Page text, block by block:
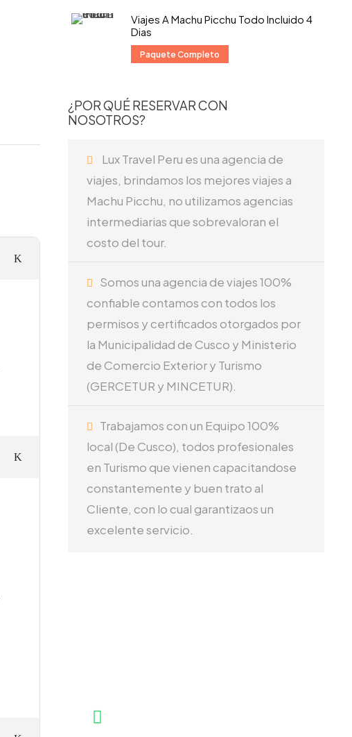
Viajes A Machu Picchu Todo Incluido 4
Dias
Paquete Completo
¿POR QUÉ RESERVAR CON
NOSOTROS?
Lux Travel Peru es una agencia de
viajes, brindamos los mejores viajes a
Machu Picchu, no utilizamos agencias
intermediarias que sobrevaloran el
costo del tour.
Somos una agencia de viajes 100%
confiable contamos con todos los
permisos y certificados otorgados por
la Municipalidad de Cusco y Ministerio
de Comercio Exterior y Turismo
(GERCETUR y MINCETUR).
Trabajamos con un Equipo 100%
local (De Cusco), todos profesionales
en Turismo que vienen capacitandose
constantemente y buen trato al
Cliente, con lo cual garantizaos un
excelente servicio.